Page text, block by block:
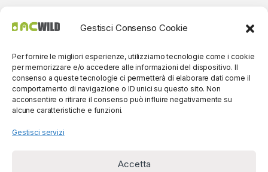
Gestisci Consenso Cookie
Per fornire le migliori esperienze, utilizziamo tecnologie come i cookie
per memorizzare e/o accedere alle informazioni del dispositivo. Il
consenso a queste tecnologie ci permetterà di elaborare dati come il
comportamento di navigazione o ID unici su questo sito. Non
acconsentire o ritirare il consenso può influire negativamente su
alcune caratteristiche e funzioni.
Gestisci servizi
Accetta